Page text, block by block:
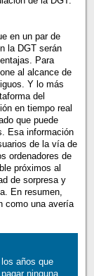
en un par de
la DGT serán
Para
al alcance de
Y lo más
del
en tiempo real
que puede
Esa información
de la vía de
ordenadores de
próximos al
de sorpresa y
En resumen,
como una avería
años que
ninguna